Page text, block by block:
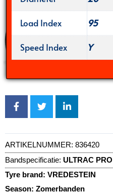
Load Index
95
Speed Index
Y
ARTIKELNUMMER: 836420
Bandspecificatie: ULTRAC PRO
Tyre brand: VREDESTEIN
Season: Zomerbanden